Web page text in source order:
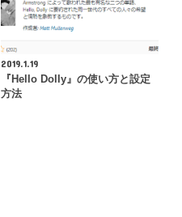
2019.1.19
『Hello Dolly』の使い方と設定
方法